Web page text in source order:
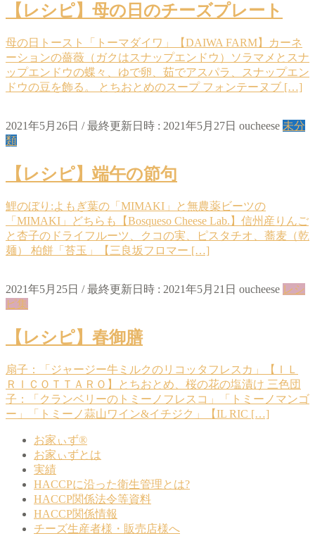
【レシピ】母の日のチーズプレート
母の日トースト「トーマダイワ」【DAIWA FARM】カーネ
ーションの薔薇（ガクはスナップエンドウ）ソラマメとスナ
ップエンドウの蝶々、ゆで卵、茹でアスパラ、スナップエン
ドウの豆を飾る。 とちおとめのスープ フォンテーヌブ […]
2021年5月26日 / 最終更新日時 : 2021年5月27日 oucheese 未分
類
【レシピ】端午の節句
鯉のぼり:よもぎ葉の「MIMAKI」と無農薬ビーツの
「MIMAKI」どちらも【Bosqueso Cheese Lab.】信州産りんご
と杏子のドライフルーツ、クコの実、ピスタチオ、蕎麦（乾
麺） 柏餅「苔玉」【三良坂フロマー […]
2021年5月25日 / 最終更新日時 : 2021年5月21日 oucheese レシ
ピ集
【レシピ】春御膳
扇子：「ジャージー牛ミルクのリコッタフレスカ」【ＩＬ
ＲＩＣＯＴＴＡＲＯ】とちおとめ、桜の花の塩漬け 三色団
子：「クランベリーのトミーノフレスコ」「トミーノマンゴ
ー」「トミーノ蒜山ワイン&イチジク」【IL RIC […]
お家ぃず®
お家ぃずとは
実績
HACCPに沿った衛生管理とは?
HACCP関係法令等資料
HACCP関係情報
チーズ生産者様・販売店様へ